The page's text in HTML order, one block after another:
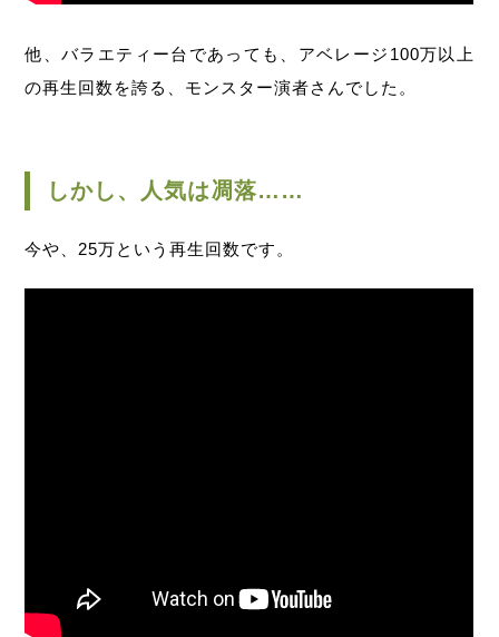
他、バラエティー台であっても、アベレージ100万以上
の再生回数を誇る、モンスター演者さんでした。
しかし、人気は凋落……
今や、25万という再生回数です。